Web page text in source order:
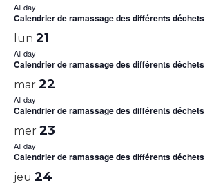
All day
Calendrier de ramassage des différents déchets
lun 21
All day
Calendrier de ramassage des différents déchets
mar 22
All day
Calendrier de ramassage des différents déchets
mer 23
All day
Calendrier de ramassage des différents déchets
jeu 24